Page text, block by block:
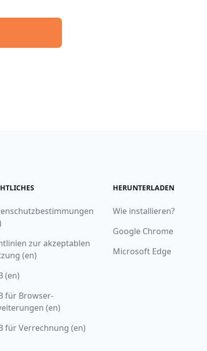
zur akzeptablen
(en)
(en)
für Browser-
(en)
für Verrechnung (en)
HERUNTERLADEN
Wie installieren?
Google Chrome
Microsoft Edge